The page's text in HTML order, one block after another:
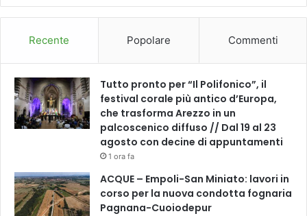
Recente Popolare Commenti
Tutto pronto per “Il Polifonico”, il
festival corale più antico d’Europa,
che trasforma Arezzo in un
palcoscenico diffuso // Dal 19 al 23
agosto con decine di appuntamenti
1 ora fa
ACQUE – Empoli-San Miniato: lavori in
corso per la nuova condotta fognaria
Pagnana-Cuoiodepur